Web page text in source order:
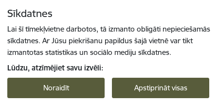
Sīkdatnes
Lai šī tīmekļvietne darbotos, tā izmanto obligāti nepieciešamās
sīkdatnes. Ar Jūsu piekrišanu papildus šajā vietnē var tikt
izmantotas statistikas un sociālo mediju sīkdatnes.
Lūdzu, atzīmējiet savu izvēli:
Noraidīt Apstiprināt visas